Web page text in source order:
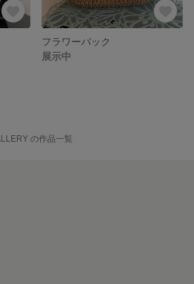
フラワーバック
展示中
の作品一覧